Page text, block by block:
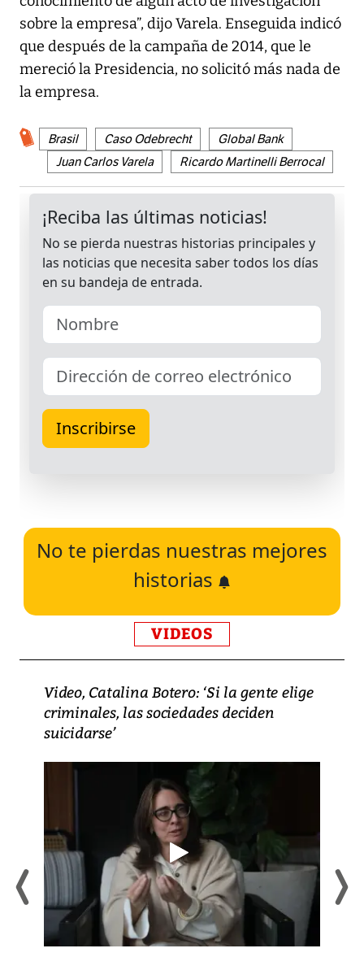
sobre la empresa”, dijo Varela. Enseguida indicó
que después de la campaña de 2014, que le
mereció la Presidencia, no solicitó más nada de
la empresa.
Brasil Caso Odebrecht
Global Bank
Juan Carlos Varela
Ricardo Martinelli Berrocal
No te pierdas nuestras mejores
historias
VIDEOS
Video, Catalina Botero: ‘Si la gente elige
criminales, las sociedades deciden
suicidarse’